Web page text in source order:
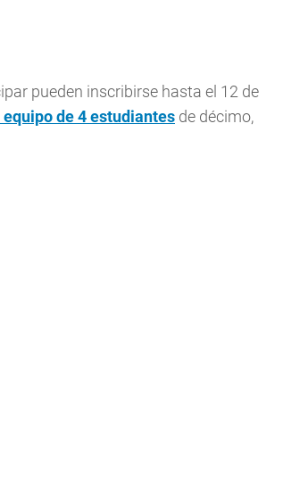
pueden inscribirse hasta el 12 de
equipo de 4 estudiantes de décimo,